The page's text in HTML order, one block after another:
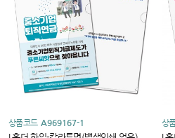
상품코드 A969167-1 상